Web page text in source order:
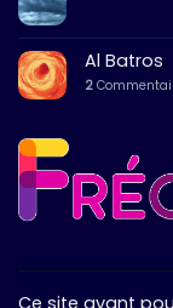
Al Batros
2
Ce site ayant